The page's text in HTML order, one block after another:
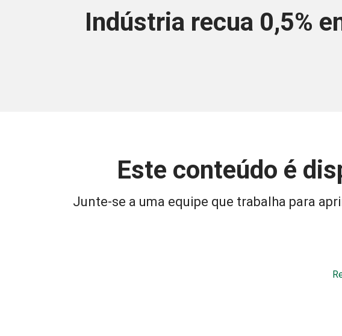
Indústria recua 0,5%
Este conteúdo é
Junte-se a uma equipe que trabalha para